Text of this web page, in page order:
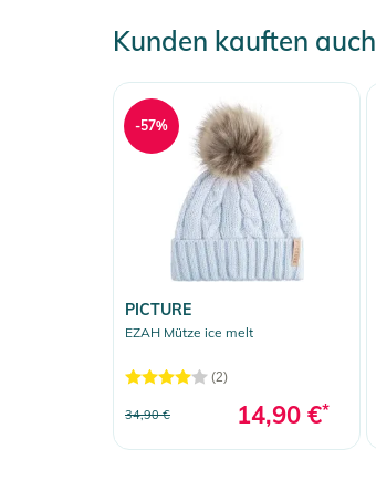
Kunden kauften auch
PICTURE
EZAH Mütze ice melt
(2)
34,90 € 14,90 €*
-57%